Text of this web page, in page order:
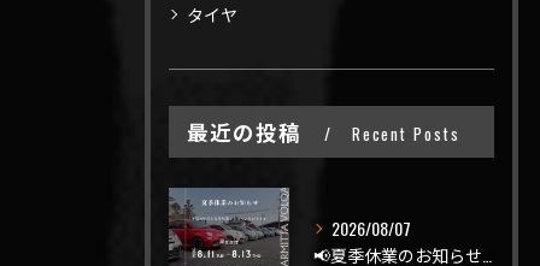
タイヤ
最近の投稿 Recent Posts
2026/08/07